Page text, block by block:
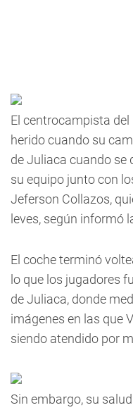
El centrocampista
herido cuando su
de Juliaca cuando se
su equipo junto con
Jeferson Collazos,
leves, según informó
El coche terminó
lo que los jugadores
de Juliaca, donde
imágenes en las que
siendo atendido por
Sin embargo, su